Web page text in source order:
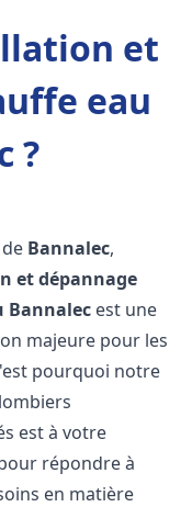
et
eau
?
Bannalec,
et dépannage
Bannalec est une
majeure pour les
pourquoi notre
est à votre
répondre à
en matière